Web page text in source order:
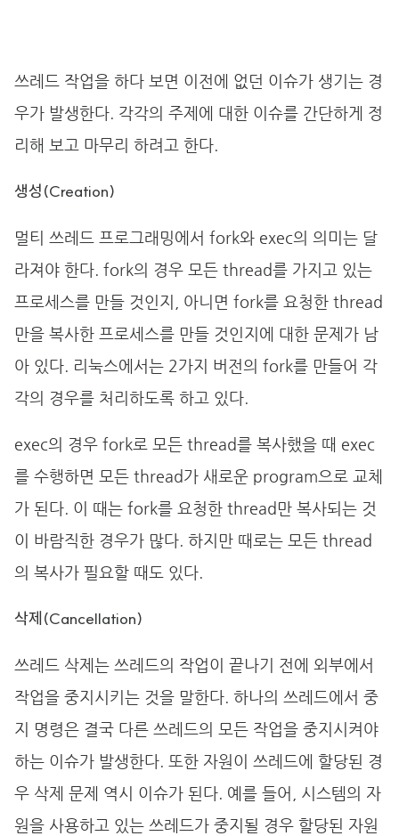
쓰레드 작업을 하다 보면 이전에 없던 이슈가 생기는 경
우가 발생한다. 각각의 주제에 대한 이슈를 간단하게 정
리해 보고 마무리 하려고 한다.
생성(Creation)
멀티 쓰레드 프로그래밍에서 fork와 exec의 의미는 달
라져야 한다. fork의 경우 모든 thread를 가지고 있는
프로세스를 만들 것인지, 아니면 fork를 요청한 thread
만을 복사한 프로세스를 만들 것인지에 대한 문제가 남
아 있다. 리눅스에서는 2가지 버전의 fork를 만들어 각
각의 경우를 처리하도록 하고 있다.
exec의 경우 fork로 모든 thread를 복사했을 때 exec
를 수행하면 모든 thread가 새로운 program으로 교체
가 된다. 이 때는 fork를 요청한 thread만 복사되는 것
이 바람직한 경우가 많다. 하지만 때로는 모든 thread
의 복사가 필요할 때도 있다.
삭제(Cancellation)
쓰레드 삭제는 쓰레드의 작업이 끝나기 전에 외부에서
작업을 중지시키는 것을 말한다. 하나의 쓰레드에서 중
지 명령은 결국 다른 쓰레드의 모든 작업을 중지시켜야
하는 이슈가 발생한다. 또한 자원이 쓰레드에 할당된 경
우 삭제 문제 역시 이슈가 된다. 예를 들어, 시스템의 자
원을 사용하고 있는 쓰레드가 중지될 경우 할당된 자원